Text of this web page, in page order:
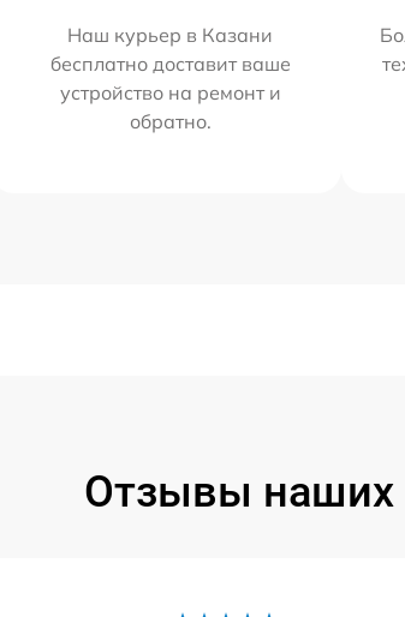
Наш курьер в Казани
бесплатно доставит ваше
устройство на ремонт и
обратно.
Отзывы наших